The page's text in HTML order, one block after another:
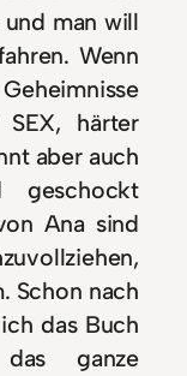
man will
Wenn
härter
aber auch
geschockt
Ana sind
Schon nach
das Buch
ganze